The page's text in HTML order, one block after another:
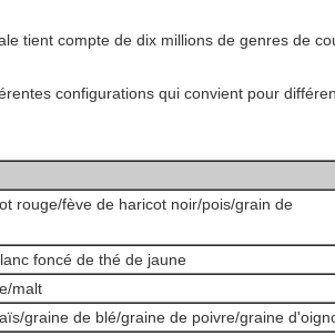
tient compte de dix millions de genres de
configurations qui convient pour
rouge/fève de haricot noir/pois/grain de
foncé de thé de jaune
malt
graine de blé/graine de poivre/graine